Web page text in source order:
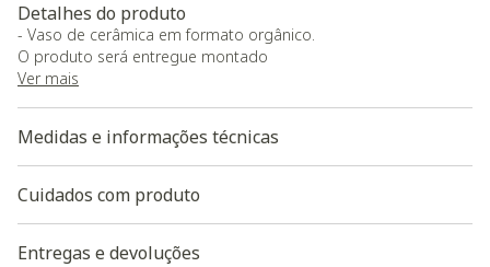
Detalhes do produto
- Vaso de cerâmica em formato orgânico.
O produto será entregue montado
Ver mais
Medidas e informações técnicas
Cuidados com produto
Entregas e devoluções